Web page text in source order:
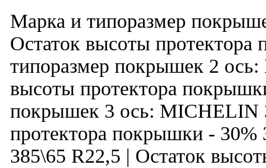
Марка и типоразмер
Остаток высоты
типоразмер покрышек 2
высоты протектора
покрышек 3 ось: MICHELIN
протектора покрышки -
385\65 R22,5 | Остаток